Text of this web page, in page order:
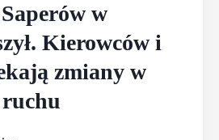
w
Kierowców i
zmiany w